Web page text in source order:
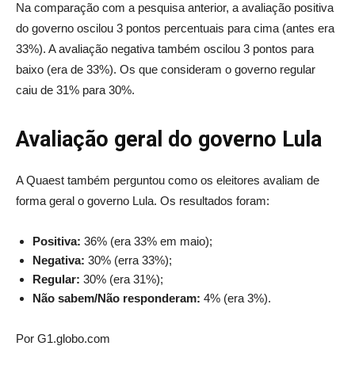
Na comparação com a pesquisa anterior, a avaliação positiva
do governo oscilou 3 pontos percentuais para cima (antes era
33%). A avaliação negativa também oscilou 3 pontos para
baixo (era de 33%). Os que consideram o governo regular
caiu de 31% para 30%.
Avaliação geral do governo Lula
A Quaest também perguntou como os eleitores avaliam de
forma geral o governo Lula. Os resultados foram:
Positiva: 36% (era 33% em maio);
Negativa: 30% (erra 33%);
Regular: 30% (era 31%);
Não sabem/Não responderam: 4% (era 3%).
Por G1.globo.com